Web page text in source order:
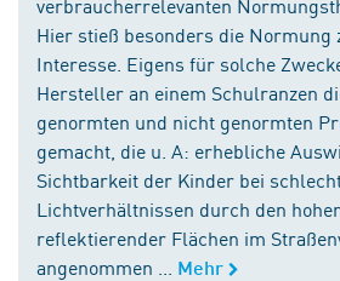
Hier stieß besonders die Normung
Interesse. Eigens für solche
Hersteller an einem Schulranzen
genormten und nicht genormten
gemacht, die u. A: erhebliche
Sichtbarkeit der Kinder bei
Lichtverhältnissen durch den
reflektierender Flächen im
angenommen ...
Mehr